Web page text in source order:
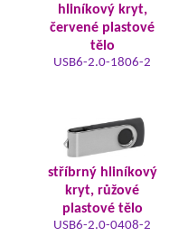
hliníkový kryt,
červené plastové
tělo
USB6-2.0-1806-2
stříbrný hliníkový
kryt, růžové
plastové tělo
USB6-2.0-0408-2